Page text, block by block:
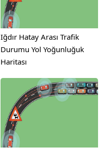
Iğdır Hatay Arası Trafik
Durumu Yol Yoğunluğuk
Haritası